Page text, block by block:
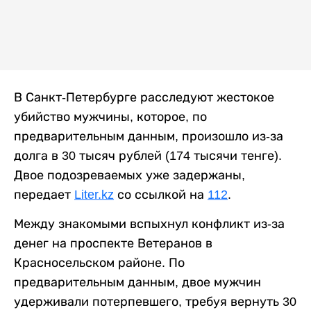
В Санкт-Петербурге расследуют жестокое
убийство мужчины, которое, по
предварительным данным, произошло из-за
долга в 30 тысяч рублей (174 тысячи тенге).
Двое подозреваемых уже задержаны,
передает Liter.kz со ссылкой на 112.
Между знакомыми вспыхнул конфликт из-за
денег на проспекте Ветеранов в
Красносельском районе. По
предварительным данным, двое мужчин
удерживали потерпевшего, требуя вернуть 30